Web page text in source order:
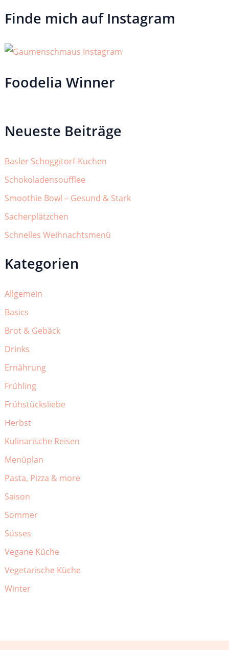
Finde mich auf Instagram
Foodelia Winner
Neueste Beiträge
Basler Schoggitorf-Kuchen
Schokoladensoufflee
Smoothie Bowl – Gesund & Stark
Sacherplätzchen
Schnelles Weihnachtsmenü
Kategorien
Allgemein
Basics
Brot & Gebäck
Drinks
Ernährung
Frühling
Frühstücksliebe
Herbst
Kulinarische Reisen
Menüplan
Pasta, Pizza & more
Saison
Sommer
Süsses
Vegane Küche
Vegetarische Küche
Winter